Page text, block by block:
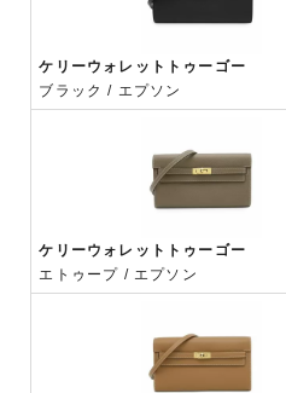
ケリーウォレットトゥーゴー
ブラック / エプソン
ケリーウォレットトゥーゴー
エトゥープ / エプソン